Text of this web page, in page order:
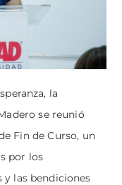
la
se reunió
Fin de Curso, un
por los
y las bendiciones